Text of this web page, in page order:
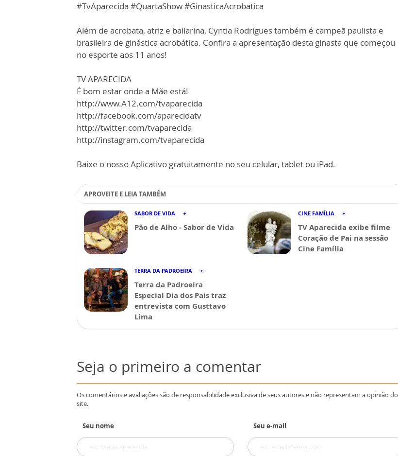
#TvAparecida #QuartaShow #GinasticaAcrobatica
Além de acrobata, atriz e bailarina, Cyntia Rodrigues também é campeã paulista e
brasileira de ginástica acrobática. Confira a apresentação desta ginasta que começou
no esporte aos 11 anos!
TV APARECIDA
É bom estar onde a Mãe está!
http://www.A12.com/tvaparecida
http://facebook.com/aparecidatv
http://twitter.com/tvaparecida
http://instagram.com/tvaparecida
Baixe o nosso Aplicativo gratuitamente no seu celular, tablet ou iPad.
APROVEITE E LEIA TAMBÉM
SABOR DE VIDA
Pão de Alho - Sabor de Vida
CINE FAMÍLIA
TV Aparecida exibe filme
Coração de Pai na sessão
Cine Família
TERRA DA PADROEIRA
Terra da Padroeira
Especial Dia dos Pais traz
entrevista com Gusttavo
Lima
Seja o primeiro a comentar
Os comentários e avaliações são de responsabilidade exclusiva de seus autores e não representam a opinião do
site.
Seu nome Seu e-mail